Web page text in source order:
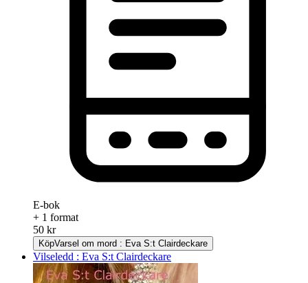
E-bok
+ 1 format
50 kr
KöpVarsel om mord : Eva S:t Clairdeckare
Vilseledd : Eva S:t Clairdeckare